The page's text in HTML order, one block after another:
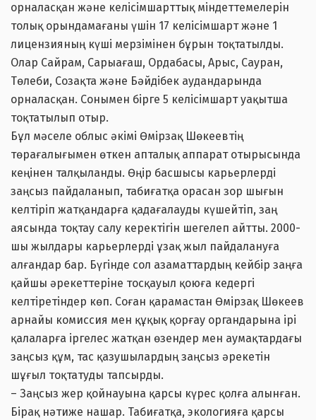
орналасқан және келісімшарттық міндеттемелерін
толық орындамағаны үшін 17 келісімшарт және 1
лицензияның күші мерзімінен бұрын тоқтатылды.
Олар Сайрам, Сарыағаш, Ордабасы, Арыс, Сауран,
Төлеби, Созақта және Бәйдібек аудандарында
орналасқан. Сонымен бірге 5 келісімшарт уақытша
тоқтатылып отыр.
Бұл мәселе облыс әкімі Өмірзақ Шөкеевтің
төрағалығымен өткен апталық аппарат отырысында
кеңінен талқыланды. Өңір басшысы карьерлерді
заңсыз пайдаланып, табиғатқа орасан зор шығын
келтіріп жатқандарға қадағалауды күшейтіп, заң
аясында тоқтау салу керектігін шегелеп айтты. 2000-
шы жылдары карьерлерді ұзақ жыл пайдалануға
алғандар бар. Бүгінде сол азаматтардың кейбір заңға
қайшы әрекеттеріне тосқауыл қоюға кедергі
келтіретіндер көп. Соған қарамастан Өмірзақ Шөкеев
арнайы комиссия мен құқық қорғау органдарына ірі
қалаларға іргелес жатқан өзендер мен аумақтардағы
заңсыз құм, тас қазушылардың заңсыз әрекетін
шұғыл тоқтатуды тапсырды.
– Заңсыз жер қойнауына қарсы күрес қолға алынған.
Бірақ нәтиже нашар. Табиғатқа, экологияға қарсы